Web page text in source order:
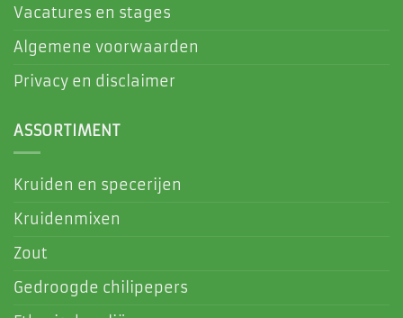
Vacatures en stages
Algemene voorwaarden
Privacy en disclaimer
ASSORTIMENT
Kruiden en specerijen
Kruidenmixen
Zout
Gedroogde chilipepers